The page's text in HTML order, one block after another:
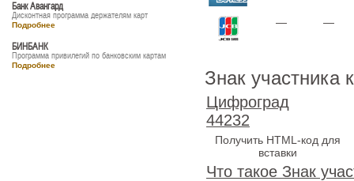
Банк Авангард
Дисконтная программа держателям карт
Подробнее
БИНБАНК
Программа привилегий по банковским картам
Подробнее
— —
Знак участника
Цифроград
44232
Получить HTML-код для
вставки
Что такое Знак